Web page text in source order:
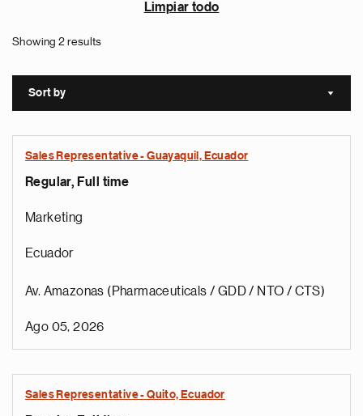
Limpiar todo
Showing 2 results
Sort by Sort
Sales Representative - Guayaquil, Ecuador
Regular, Full time
Marketing
Ecuador
Av. Amazonas (Pharmaceuticals / GDD / NTO / CTS)
Ago 05, 2026
Sales Representative - Quito, Ecuador